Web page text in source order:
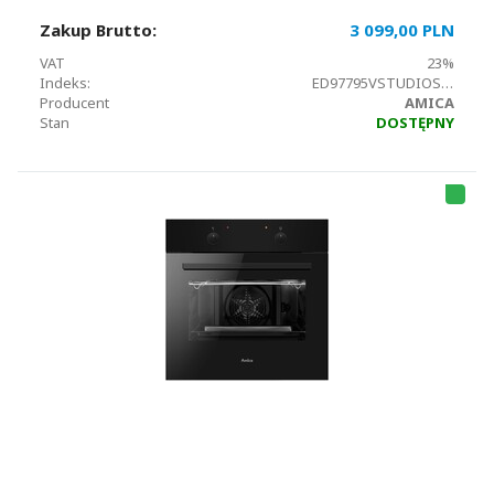
Zakup Brutto: 3 099,00 PLN
VAT
23%
Indeks:
ED97795VSTUDIOSTEAM
Producent
AMICA
Stan
DOSTĘPNY